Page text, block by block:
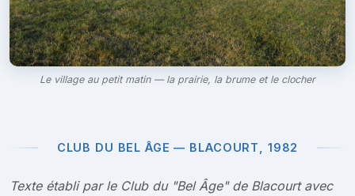
Le village au petit matin — la prairie, la brume et le clocher
CLUB DU BEL ÂGE — BLACOURT, 1982
Texte établi par le Club du "Bel Âge" de Blacourt avec